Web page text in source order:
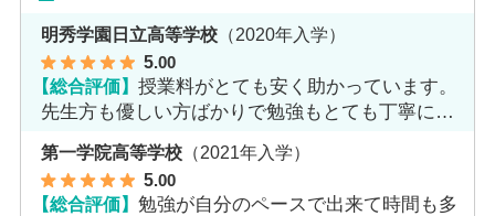
明秀学園日立高等学校 （2020年入学）
5.00
【総合評価】授業料がとても安く助かっています。
先生方も優しい方ばかりで勉強もとても丁寧に教
第一学院高等学校 （2021年入学）
5.00
【総合評価】勉強が自分のペースで出来て時間も多